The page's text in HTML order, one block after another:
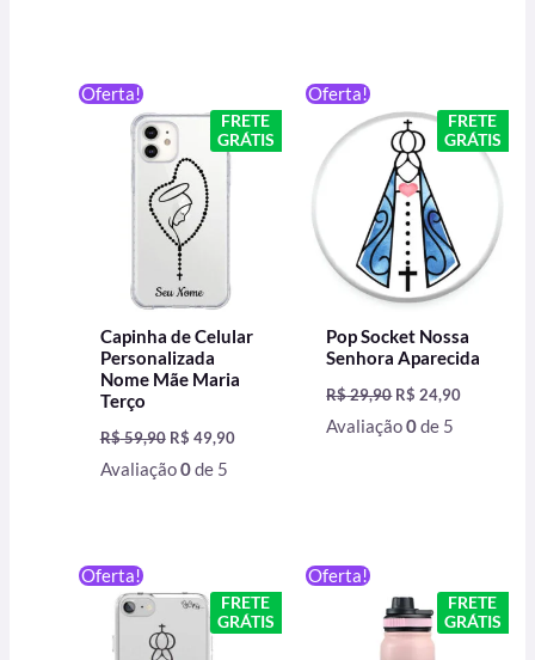
Oferta!
FRETE
GRÁTIS
Capinha de Celular
Personalizada
Nome Mãe Maria
Terço
R$59,90
original
era:
R$ 59,90.
R$ 49,90
preço
atual
é:
Avaliação0de 5
Oferta!
FRETE
GRÁTIS
Pop Socket Nossa
Senhora Aparecida
R$29,90
original
era:
R$ 29,90.
R$ 24,90
preço
atual
é:
R$ 24,90.
Avaliação0de 5
Oferta!
FRETE
GRÁTIS
preço
original
era:
R$ 59,90.
preço
atual
é:
Oferta!
FRETE
GRÁTIS
preço
original
era:
R$ 199,90.
preço
atual
é: